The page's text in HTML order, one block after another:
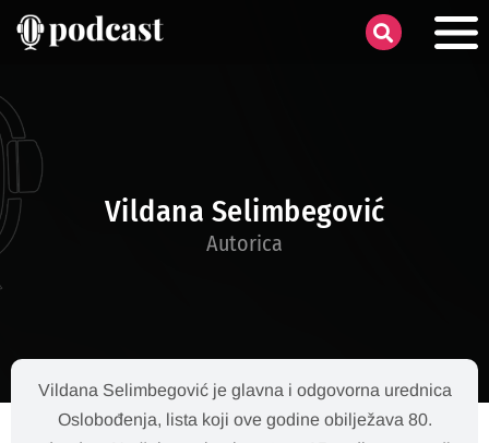
Vildana Selimbegović
Autorica
Vildana Selimbegović je glavna i odgovorna urednica
Oslobođenja, lista koji ove godine obilježava 80.